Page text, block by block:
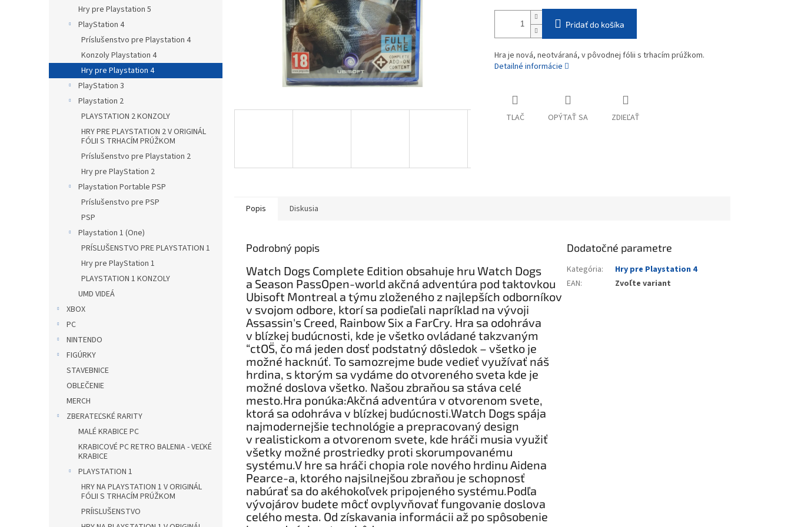
Hry pre Playstation 5
PlayStation 4
Príslušenstvo pre Playstation 4
Konzoly Playstation 4
Hry pre Playstation 4
PlayStation 3
Playstation 2
PLAYSTATION 2 KONZOLY
HRY PRE PLAYSTATION 2 V ORIGINÁL
FÓLII S TRHACÍM PRÚŽKOM
Príslušenstvo pre Playstation 2
Hry pre PlayStation 2
Playstation Portable PSP
Príslušenstvo pre PSP
PSP
Playstation 1 (One)
PRÍSLUŠENSTVO PRE PLAYSTATION 1
Hry pre PlayStation 1
PLAYSTATION 1 KONZOLY
UMD VIDEÁ
XBOX
PC
NINTENDO
FIGÚRKY
STAVEBNICE
OBLEČENIE
MERCH
ZBERATEĽSKÉ RARITY
MALÉ KRABICE PC
KRABICOVÉ PC RETRO BALENIA - VEĽKÉ
KRABICE
PLAYSTATION 1
HRY NA PLAYSTATION 1 V ORIGINÁL
FÓLII S TRHACÍM PRÚŽKOM
PRÍISLUŠENSTVO
Pridať do košíka
Hra je nová, neotváraná, v pôvodnej fólii s trhacím prúžkom.
Detailné informácie
TLAČ OPÝTAŤ SA ZDIEĽAŤ
Popis Diskusia
Podrobný popis
Watch Dogs Complete Edition obsahuje hru Watch Dogs
a Season PassOpen-world akčná adventúra pod taktovkou
Ubisoft Montreal a týmu zloženého z najlepších odborníkov
v svojom odbore, ktorí sa podieľali napríklad na vývoji
Assassin's Creed, Rainbow Six a FarCry. Hra sa odohráva
v blízkej budúcnosti, kde je všetko ovládané takzvaným
“ctOS¨, čo má jeden dosť podstatný dôsledok – všetko je
možné hacknúť. To samozrejme bude vedieť využívať náš
hrdina, s ktorým sa vydáme do otvoreného sveta kde je
možné doslova všetko. Našou zbraňou sa stáva celé
mesto.Hra ponúka:Akčná adventúra v otvorenom svete,
ktorá sa odohráva v blízkej budúcnosti.Watch Dogs spája
najmodernejšie technológie a prepracovaný design
v realistickom a otvorenom svete, kde hráči musia využiť
všetky možné prostriedky proti skorumpovanému
systému.V hre sa hráči chopia role nového hrdinu Aidena
Pearce-a, ktorého najsilnejšou zbraňou je schopnosť
nabúrať sa do akéhokoľvek pripojeného systému.Podľa
vývojárov budete môcť ovplyvňovať fungovanie doslova
celého mesta. Od získavania informácii až po spôsobenie
Dodatočné parametre
Kategória:
Hry pre Playstation 4
EAN: Zvoľte variant